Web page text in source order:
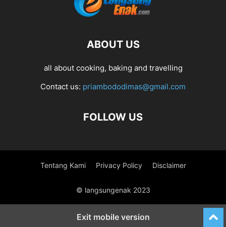
ABOUT US
all about cooking, baking and travelling
Contact us: priambododimas@gmail.com
FOLLOW US
Tentang Kami Privacy Policy Disclaimer
© langsungenak 2023
Exit mobile version